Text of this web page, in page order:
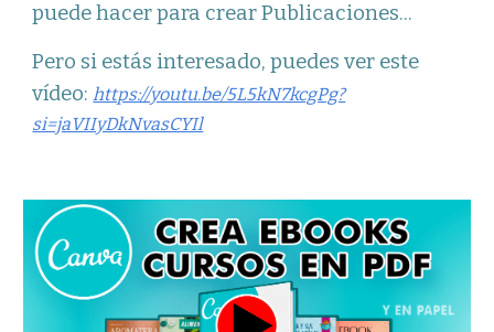
puede hacer para crear Publicaciones...
Pero si estás interesado, puedes ver este
vídeo: https://youtu.be/5L5kN7kcgPg?
si=jaVIIyDkNvasCYIl